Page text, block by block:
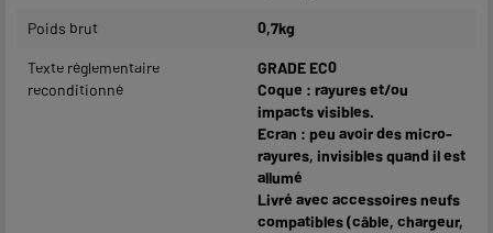
Poids brut 0,7kg
Texte réglementaire
reconditionné
GRADE EC0
Coque : rayures et/ou
impacts visibles.
Ecran : peu avoir des micro-
rayures, invisibles quand il est
allumé
Livré avec accessoires neufs
compatibles (câble, chargeur,